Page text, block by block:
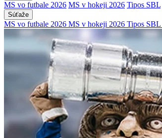
MS vo futbale 2026 MS v hokeji 2026 Tipos SBL
Súťaže
MS vo futbale 2026 MS v hokeji 2026 Tipos SBL